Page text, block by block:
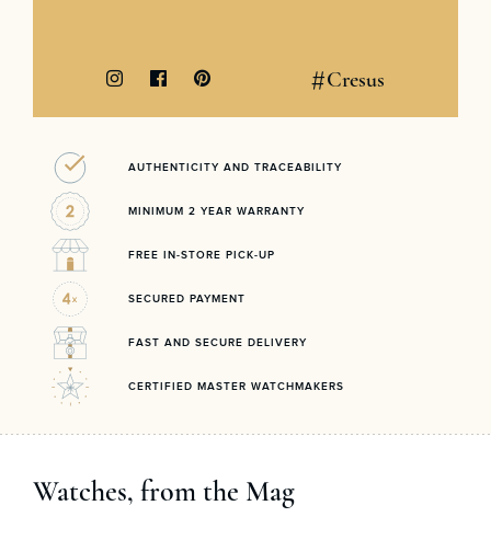
#Cresus
AUTHENTICITY AND TRACEABILITY
MINIMUM 2 YEAR WARRANTY
FREE IN-STORE PICK-UP
SECURED PAYMENT
FAST AND SECURE DELIVERY
CERTIFIED MASTER WATCHMAKERS
Watches, from the Mag